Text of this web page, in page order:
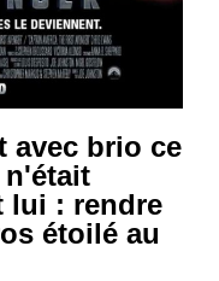
avec brio ce
n'était
lui : rendre
étoilé au